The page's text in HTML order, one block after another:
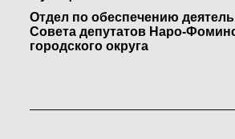
Отдел по обеспечению
Совета депутатов Наро-
городского округа